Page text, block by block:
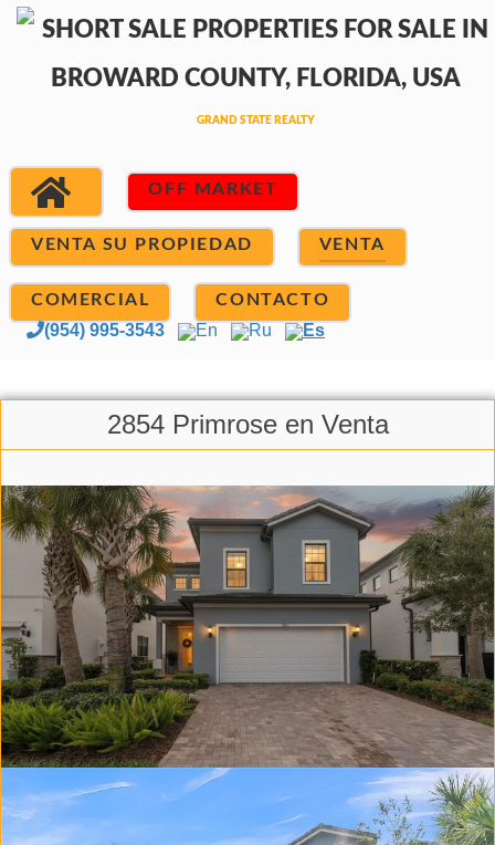
OFF MARKET
VENTA SU PROPIEDAD VENTA
COMERCIAL CONTACTO
(954) 995-3543 En Ru Es
2854 Primrose en Venta